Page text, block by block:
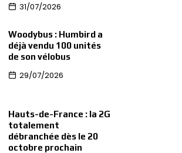
31/07/2026
Woodybus : Humbird a
déjà vendu 100 unités
de son vélobus
29/07/2026
Hauts-de-France : la 2G
totalement
débranchée dès le 20
octobre prochain